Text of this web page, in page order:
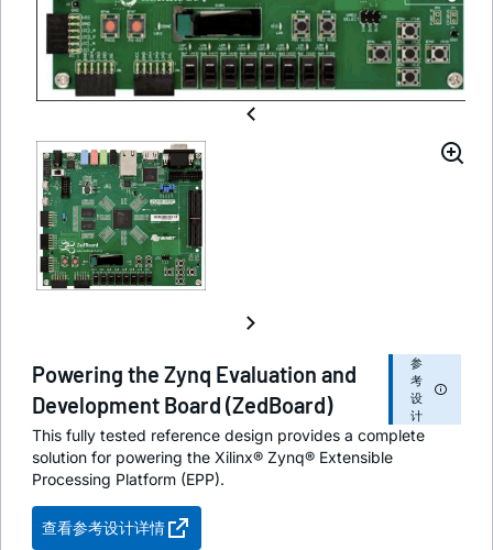
Powering the Zynq Evaluation and
Development Board (ZedBoard)
参
考
设
计
This fully tested reference design provides a complete
solution for powering the Xilinx® Zynq® Extensible
Processing Platform (EPP).
查看参考设计详情